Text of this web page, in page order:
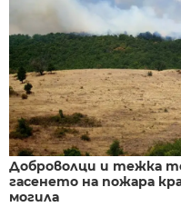
Доброволци и тежка
гасенето на пожара
могила